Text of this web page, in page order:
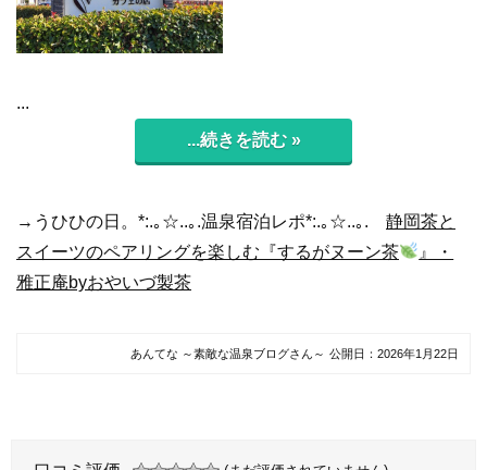
...
...続きを読む »
→うひひの日。*:.｡☆..｡.温泉宿泊レポ*:.｡☆..｡. 静岡茶と
スイーツのペアリングを楽しむ『するがヌーン茶
』・
雅正庵byおやいづ製茶
あんてな ～素敵な温泉ブログさん～ 公開日： 2026年1月22日